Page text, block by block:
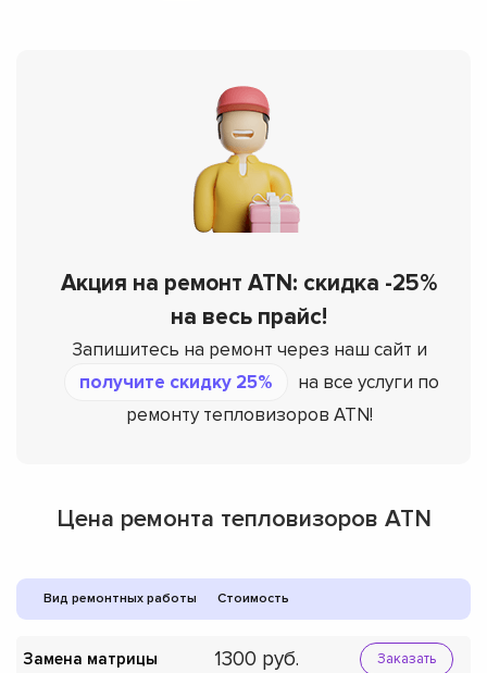
Акция на ремонт ATN: скидка -25%
на весь прайс!
Запишитесь на ремонт через наш сайт и
получите скидку 25%
на все услуги по
ремонту тепловизоров ATN!
Цена ремонта тепловизоров ATN
Вид ремонтных работы Стоимость
Замена матрицы 1300 Заказать